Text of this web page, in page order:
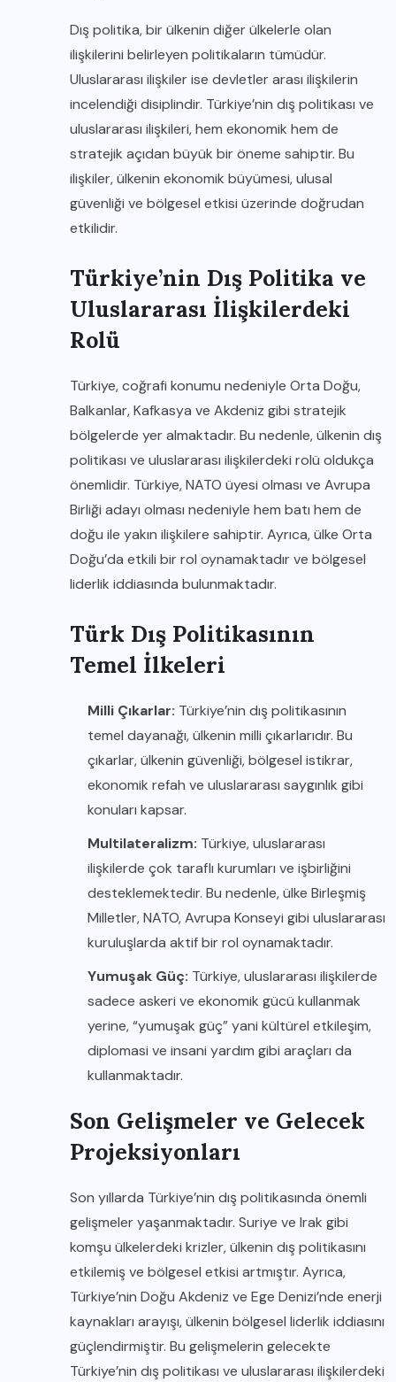
Dış politika, bir ülkenin diğer ülkelerle olan
ilişkilerini belirleyen politikaların tümüdür.
Uluslararası ilişkiler ise devletler arası ilişkilerin
incelendiği disiplindir. Türkiye’nin dış politikası ve
uluslararası ilişkileri, hem ekonomik hem de
stratejik açıdan büyük bir öneme sahiptir. Bu
ilişkiler, ülkenin ekonomik büyümesi, ulusal
güvenliği ve bölgesel etkisi üzerinde doğrudan
etkilidir.
Türkiye’nin Dış Politika ve
Uluslararası İlişkilerdeki
Rolü
Türkiye, coğrafi konumu nedeniyle Orta Doğu,
Balkanlar, Kafkasya ve Akdeniz gibi stratejik
bölgelerde yer almaktadır. Bu nedenle, ülkenin dış
politikası ve uluslararası ilişkilerdeki rolü oldukça
önemlidir. Türkiye, NATO üyesi olması ve Avrupa
Birliği adayı olması nedeniyle hem batı hem de
doğu ile yakın ilişkilere sahiptir. Ayrıca, ülke Orta
Doğu’da etkili bir rol oynamaktadır ve bölgesel
liderlik iddiasında bulunmaktadır.
Türk Dış Politikasının
Temel İlkeleri
Milli Çıkarlar: Türkiye’nin dış politikasının
temel dayanağı, ülkenin milli çıkarlarıdır. Bu
çıkarlar, ülkenin güvenliği, bölgesel istikrar,
ekonomik refah ve uluslararası saygınlık gibi
konuları kapsar.
Multilateralizm: Türkiye, uluslararası
ilişkilerde çok taraflı kurumları ve işbirliğini
desteklemektedir. Bu nedenle, ülke Birleşmiş
Milletler, NATO, Avrupa Konseyi gibi uluslararası
kuruluşlarda aktif bir rol oynamaktadır.
Yumuşak Güç: Türkiye, uluslararası ilişkilerde
sadece askeri ve ekonomik gücü kullanmak
yerine, “yumuşak güç” yani kültürel etkileşim,
diplomasi ve insani yardım gibi araçları da
kullanmaktadır.
Son Gelişmeler ve Gelecek
Projeksiyonları
Son yıllarda Türkiye’nin dış politikasında önemli
gelişmeler yaşanmaktadır. Suriye ve Irak gibi
komşu ülkelerdeki krizler, ülkenin dış politikasını
etkilemiş ve bölgesel etkisi artmıştır. Ayrıca,
Türkiye’nin Doğu Akdeniz ve Ege Denizi’nde enerji
kaynakları arayışı, ülkenin bölgesel liderlik iddiasını
güçlendirmiştir. Bu gelişmelerin gelecekte
Türkiye’nin dış politikası ve uluslararası ilişkilerdeki